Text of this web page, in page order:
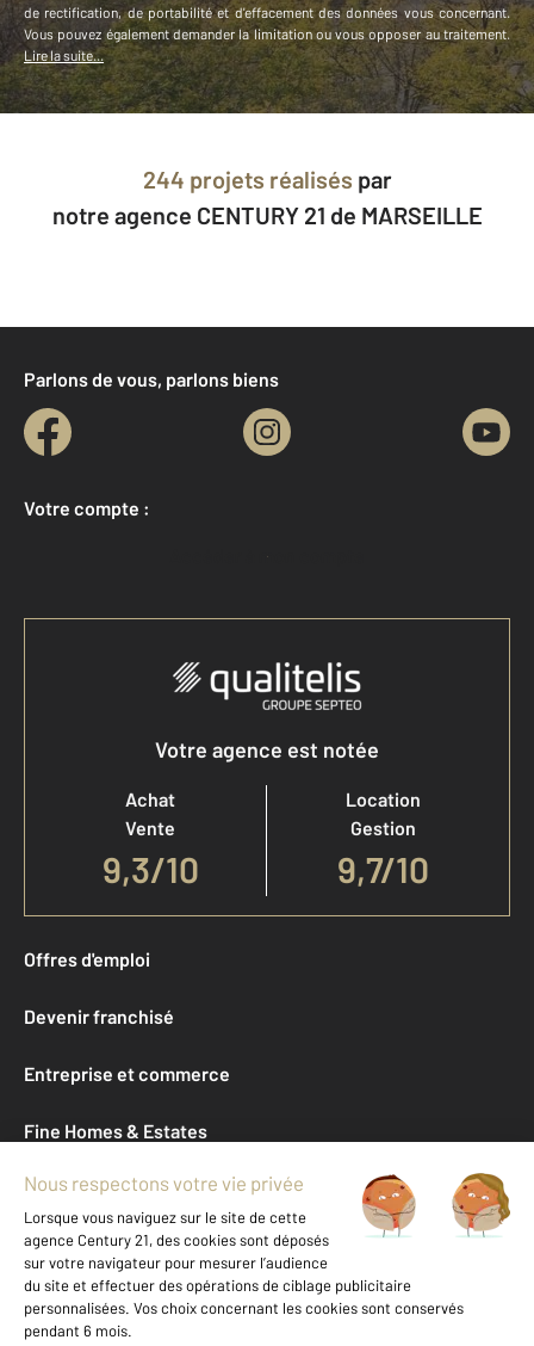
de rectification, de portabilité et d'effacement des données vous concernant.
Vous pouvez également demander la limitation ou vous opposer au traitement.
Lire la suite...
244 projets réalisés par
notre agence CENTURY 21 de MARSEILLE
Parlons de vous, parlons biens
Votre compte :
Accéder à mon compte
Votre agence est notée
Achat
Vente
9,3/10
Location
Gestion
9,7/10
Offres d'emploi
Devenir franchisé
Entreprise et commerce
Fine Homes & Estates
À propos
International
Nous contacter